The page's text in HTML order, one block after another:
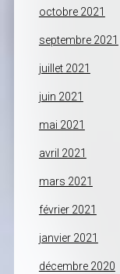
octobre 2021
septembre 2021
juillet 2021
juin 2021
mai 2021
avril 2021
mars 2021
février 2021
janvier 2021
décembre 2020